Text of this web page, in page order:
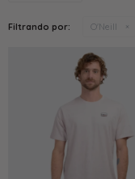
Filtrando por: O'Neill